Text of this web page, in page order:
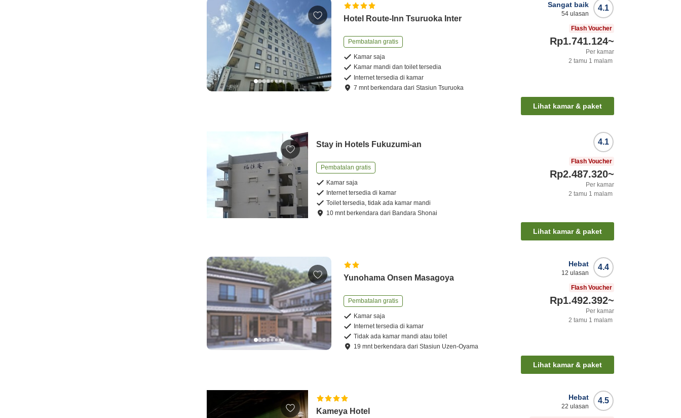
Hotel Route-Inn Tsuruoka Inter
Pembatalan gratis
Kamar saja
Kamar mandi dan toilet tersedia
Internet tersedia di kamar
7 mntberkendara dariStasiun Tsuruoka
4.1
Sangat baik
54 ulasan
Flash Voucher
Rp1.741.124~
Per kamar
2 tamu 1 malam
Lihat kamar & paket
Stay in Hotels Fukuzumi-an
Pembatalan gratis
Kamar saja
Internet tersedia di kamar
Toilet tersedia, tidak ada kamar mandi
10 mntberkendara dari Bandara Shonai
4.1
Flash Voucher
Rp2.487.320~
Per kamar
2 tamu 1 malam
Lihat kamar & paket
Yunohama Onsen Masagoya
Pembatalan gratis
Kamar saja
Internet tersedia di kamar
Tidak ada kamar mandi atau toilet
19 mntberkendara dariStasiun Uzen-Oyama
4.4
Hebat
12 ulasan
Flash Voucher
Rp1.492.392~
Per kamar
2 tamu 1 malam
Lihat kamar & paket
Kameya Hotel
4.5
Hebat
22 ulasan